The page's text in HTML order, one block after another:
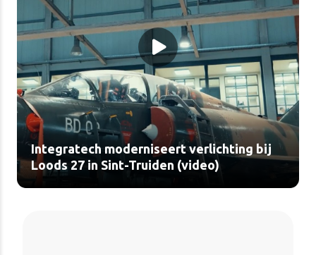
Integratech moderniseert verlichting bij
Loods 27 in Sint-Truiden (video)